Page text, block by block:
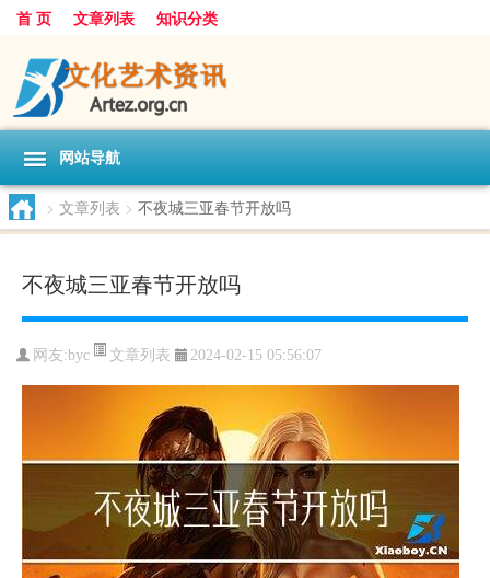
首 页 文章列表 知识分类
网站导航
> 文章列表 > 不夜城三亚春节开放吗
不夜城三亚春节开放吗
网友:byc 文章列表 2024-02-15 05:56:07